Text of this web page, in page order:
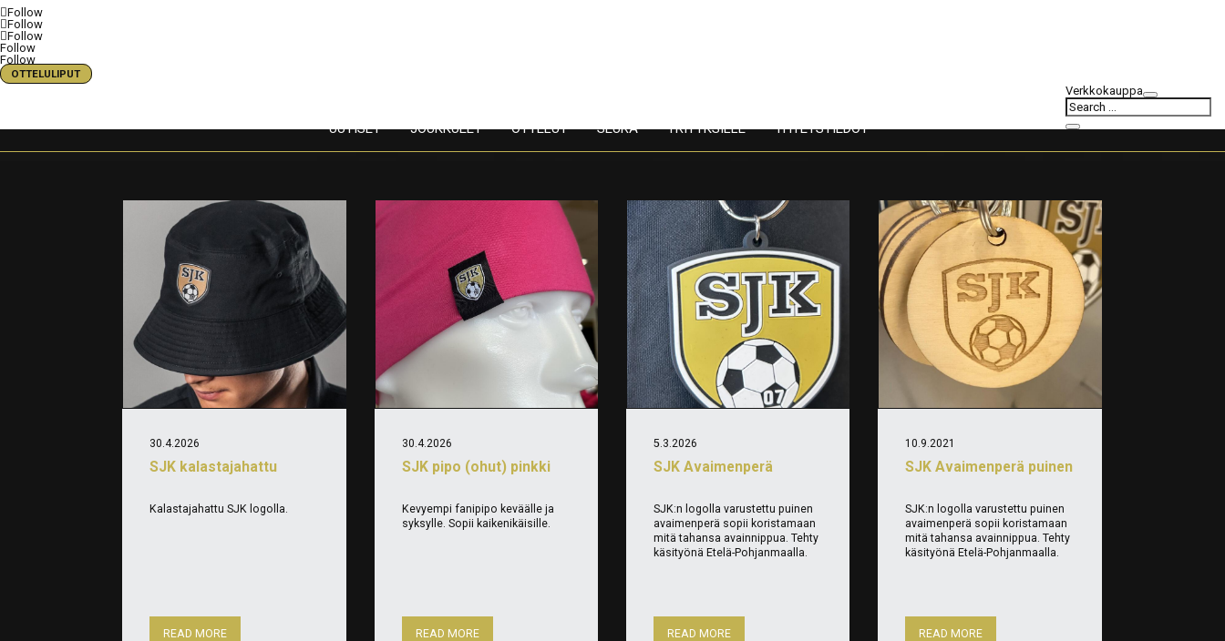
Follow
Follow
Follow
Follow
Follow
OTTELULIPUT
Verkkokauppa
UUTISET JOUKKUEET OTTELUT SEURA YRITYKSILLE YHTEYSTIEDOT
SJK kalastajahattu
30.4.2026
Kalastajahattu SJK logolla.
READ MORE
SJK pipo (ohut) pinkki
30.4.2026
Kevyempi fanipipo keväälle ja
syksylle. Sopii kaikenikäisille.
READ MORE
SJK Avaimenperä
5.3.2026
SJK:n logolla varustettu puinen
avaimenperä sopii koristamaan
mitä tahansa avainnippua. Tehty
käsityönä Etelä-Pohjanmaalla.
READ MORE
SJK Avaimenperä puinen
10.9.2021
SJK:n logolla varustettu puinen
avaimenperä sopii koristamaan
mitä tahansa avainnippua. Tehty
käsityönä Etelä-Pohjanmaalla.
READ MORE